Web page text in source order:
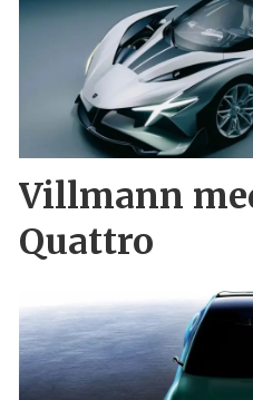
Villmann
Quattro